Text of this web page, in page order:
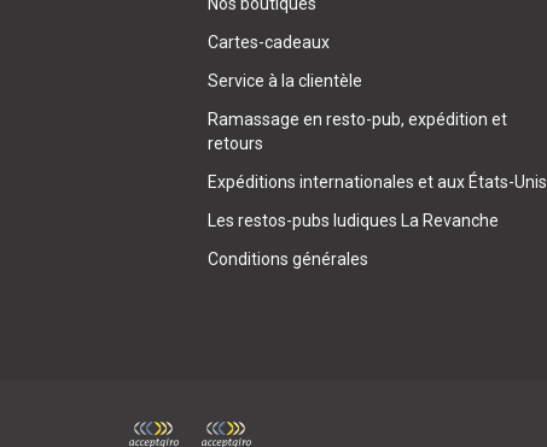
Cartes-cadeaux
Service à la clientèle
Ramassage en resto-pub, expédition et
retours
Expéditions internationales et aux États-Unis
Les restos-pubs ludiques La Revanche
Conditions générales